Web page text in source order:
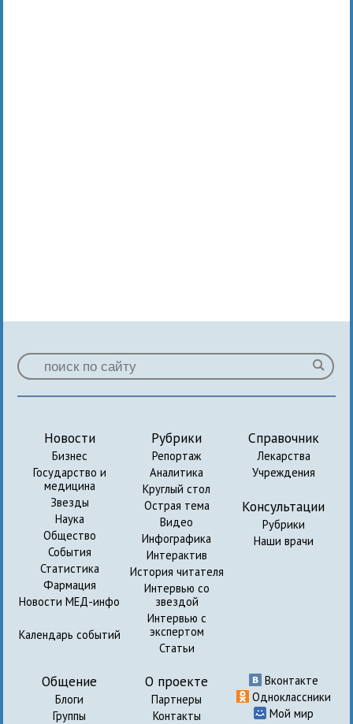
Новости
Бизнес
Государство и
медицина
Звезды
Наука
Общество
События
Статистика
Фармация
Новости МЕД-инфо
Календарь событий
Рубрики
Репортаж
Аналитика
Круглый стол
Острая тема
Видео
Инфографика
Интерактив
История читателя
Интервью со
звездой
Интервью с
экспертом
Статьи
Справочник
Лекарства
Учреждения
Консультации
Рубрики
Наши врачи
Общение
Блоги
Группы
О проекте
Партнеры
Контакты
Вконтакте
Одноклассники
Мой мир